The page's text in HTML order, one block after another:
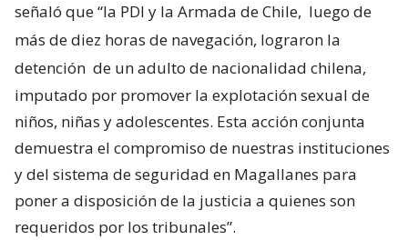
señaló que “la PDI y la Armada de Chile, luego de
más de diez horas de navegación, lograron la
detención de un adulto de nacionalidad chilena,
imputado por promover la explotación sexual de
niños, niñas y adolescentes. Esta acción conjunta
demuestra el compromiso de nuestras instituciones
y del sistema de seguridad en Magallanes para
poner a disposición de la justicia a quienes son
requeridos por los tribunales”.